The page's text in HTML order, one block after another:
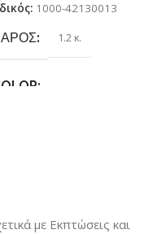
1000-42130013
1.2 κ.
με Εκπτώσεις και